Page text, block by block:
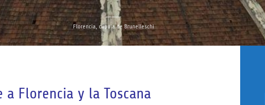
Florencia, cúpula de Brunelleschi
a Florencia y la Toscana